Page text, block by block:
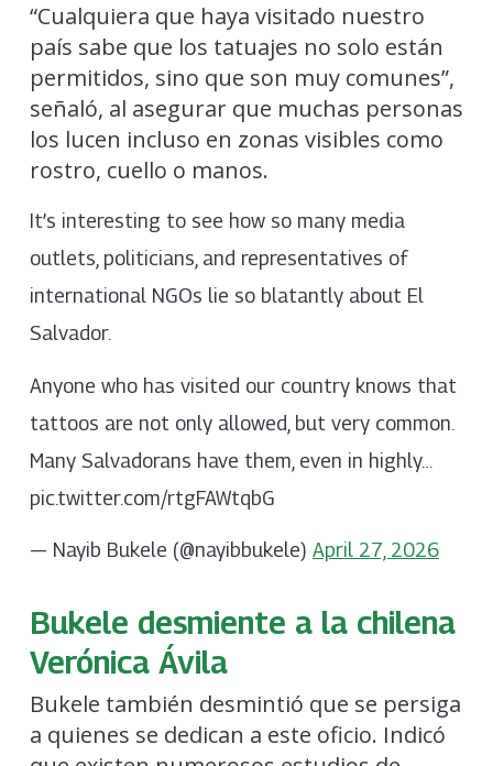
“Cualquiera que haya visitado nuestro
país sabe que los tatuajes no solo están
permitidos, sino que son muy comunes”,
señaló, al asegurar que muchas personas
los lucen incluso en zonas visibles como
rostro, cuello o manos.
It’s interesting to see how so many media
outlets, politicians, and representatives of
international NGOs lie so blatantly about El
Salvador.
Anyone who has visited our country knows that
tattoos are not only allowed, but very common.
Many Salvadorans have them, even in highly…
pic.twitter.com/rtgFAWtqbG
— Nayib Bukele (@nayibbukele) April 27, 2026
Bukele desmiente a la chilena
Verónica Ávila
Bukele también desmintió que se persiga
a quienes se dedican a este oficio. Indicó